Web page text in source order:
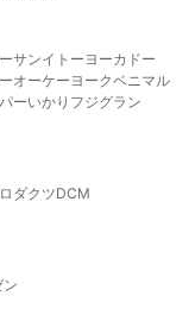
サンイトーヨーカドー
オーケー ヨークベニマル
ーいかり フジグラン
ダクツDCM